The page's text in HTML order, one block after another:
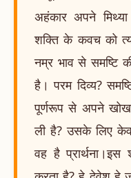
अहंकार अपने
शक्ति के कवच को
नम्र भाव से समष्टि
है। परम दिव्य?
पूर्णरूप से अपने
ली है? उसके लिए
वह है